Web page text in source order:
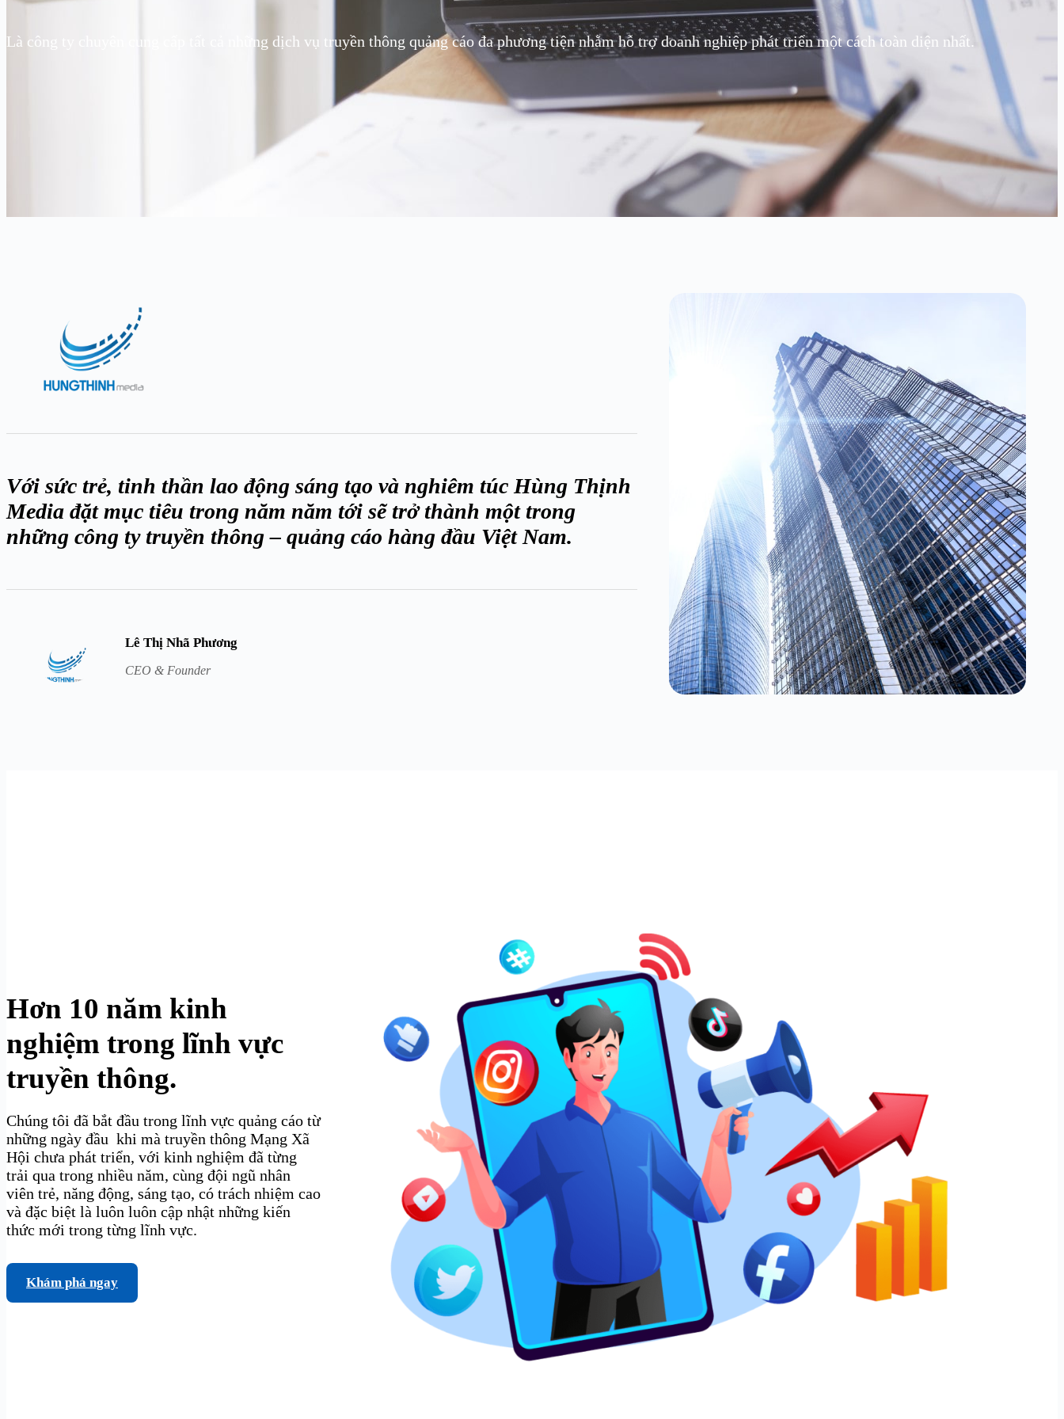
Là công ty chuyên cung cấp tất cả những dịch vụ truyền thông quảng cáo đa phương tiện nhằm hỗ trợ doanh nghiệp phát triển một cách toàn diện nhất.
Với sức trẻ, tinh thần lao động sáng tạo và nghiêm túc Hùng Thịnh
Media đặt mục tiêu trong năm năm tới sẽ trở thành một trong
những công ty truyền thông – quảng cáo hàng đầu Việt Nam.
Lê Thị Nhã Phương
CEO & Founder
Hơn 10 năm kinh
nghiệm trong lĩnh vực
truyền thông.
Chúng tôi đã bắt đầu trong lĩnh vực quảng cáo từ
những ngày đầu khi mà truyền thông Mạng Xã
Hội chưa phát triển, với kinh nghiệm đã từng
trải qua trong nhiều năm, cùng đội ngũ nhân
viên trẻ, năng động, sáng tạo, có trách nhiệm cao
và đặc biệt là luôn luôn cập nhật những kiến
thức mới trong từng lĩnh vực.
Khám phá ngay